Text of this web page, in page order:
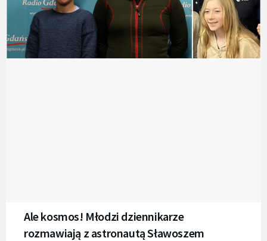
Ale kosmos! Młodzi dziennikarze
rozmawiają z astronautą Sławoszem